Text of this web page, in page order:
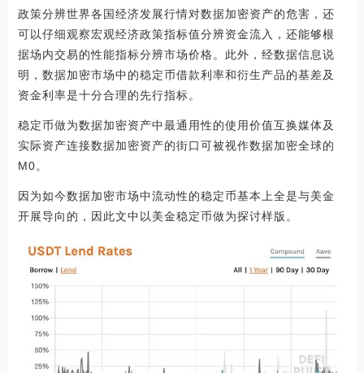
政策分辨世界各国经济发展行情对数据加密资产的危害，还
可以仔细观察宏观经济政策指标值分辨资金流入，还能够根
据场内交易的性能指标分辨市场价格。此外，经数据信息说
明，数据加密市场中的稳定币借款利率和衍生产品的基差及
资金利率是十分合理的先行指标。
稳定币做为数据加密资产中最通用性的使用价值互换媒体及
实际资产连接数据加密资产的街口可被视作数据加密全球的
M0。
因为如今数据加密市场中流动性的稳定币基本上全是与美金
开展导向的，因此文中以美金稳定币做为探讨样版。